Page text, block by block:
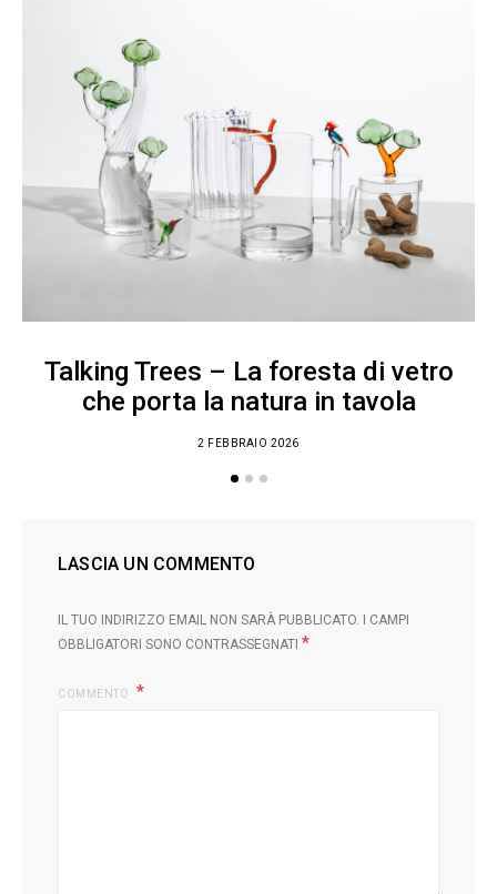
Talking Trees – La foresta di vetro
che porta la natura in tavola
2 FEBBRAIO 2026
LASCIA UN COMMENTO
IL TUO INDIRIZZO EMAIL NON SARÀ PUBBLICATO.
I CAMPI
OBBLIGATORI SONO CONTRASSEGNATI *
COMMENTO